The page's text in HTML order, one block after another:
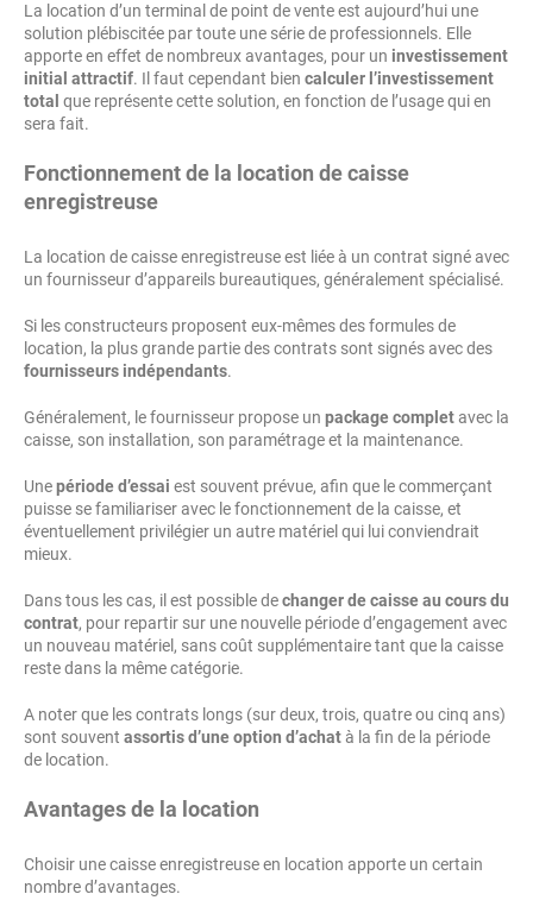
La location d’un terminal de point de vente est aujourd’hui une
solution plébiscitée par toute une série de professionnels. Elle
apporte en effet de nombreux avantages, pour un investissement
initial attractif. Il faut cependant bien calculer l’investissement
total que représente cette solution, en fonction de l’usage qui en
sera fait.
Fonctionnement de la location de caisse
enregistreuse
La location de caisse enregistreuse est liée à un contrat signé avec
un fournisseur d’appareils bureautiques, généralement spécialisé.
Si les constructeurs proposent eux-mêmes des formules de
location, la plus grande partie des contrats sont signés avec des
fournisseurs indépendants.
Généralement, le fournisseur propose un package completavec la
caisse, son installation, son paramétrage et la maintenance.
Unepériode d’essai est souvent prévue, afin que le commerçant
puisse se familiariser avec le fonctionnement de la caisse, et
éventuellement privilégier un autre matériel qui lui conviendrait
mieux.
Dans tous les cas, il est possible dechanger de caisse au cours du
contrat, pour repartir sur une nouvelle période d’engagement avec
un nouveau matériel, sans coût supplémentaire tant que la caisse
reste dans la même catégorie.
A noter que les contrats longs (sur deux, trois, quatre ou cinq ans)
sont souvent assortis d’une option d’achatà la fin de la période
de location.
Avantages de la location
Choisir une caisse enregistreuse en location apporte un certain
nombre d’avantages.